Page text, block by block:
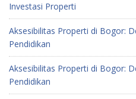
Investasi Properti
Aksesibilitas Properti di Bogor:
Pendidikan
Aksesibilitas Properti di Bogor:
Pendidikan